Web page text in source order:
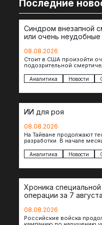
Последние
Синдром внезапной
или очень
08.08.2026
Стоит в США произойти
подозрительной
как официальные версии
оказываются удивительно
Аналитика Новости
ИИ для роя
08.08.2026
На Тайване продолжают
разработки В начале
Аналитика Новости
Хроника
операции за 7
08.08.2026
Российские войска